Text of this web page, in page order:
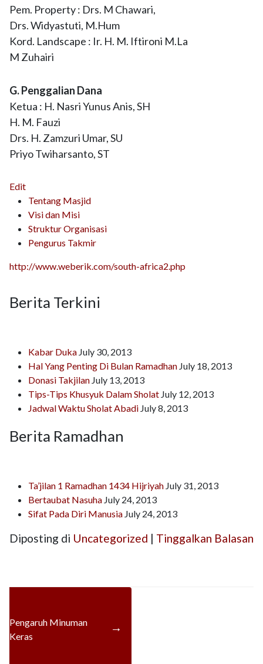
Pem. Property : Drs. M Chawari,
Drs. Widyastuti, M.Hum
Kord. Landscape : Ir. H. M. Iftironi M.La
M Zuhairi
G. Penggalian Dana
Ketua : H. Nasri Yunus Anis, SH
H. M. Fauzi
Drs. H. Zamzuri Umar, SU
Priyo Twiharsanto, ST
Edit
Tentang Masjid
Visi dan Misi
Struktur Organisasi
Pengurus Takmir
http://www.weberik.com/south-africa2.php
Berita Terkini
Kabar Duka July 30, 2013
Hal Yang Penting Di Bulan Ramadhan July 18, 2013
Donasi Takjilan July 13, 2013
Tips-Tips Khusyuk Dalam Sholat July 12, 2013
Jadwal Waktu Sholat Abadi July 8, 2013
Berita Ramadhan
Ta’jilan 1 Ramadhan 1434 Hijriyah July 31, 2013
Bertaubat Nasuha July 24, 2013
Sifat Pada Diri Manusia July 24, 2013
Diposting di Uncategorized | Tinggalkan Balasan
Pengaruh Minuman
Keras
→